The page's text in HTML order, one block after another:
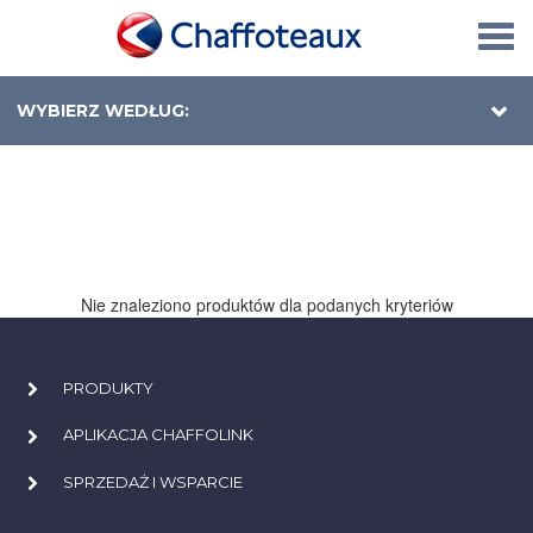
WYBIERZ WEDŁUG:
Nie znaleziono produktów dla podanych kryteriów
PRODUKTY
APLIKACJA CHAFFOLINK
SPRZEDAŻ I WSPARCIE